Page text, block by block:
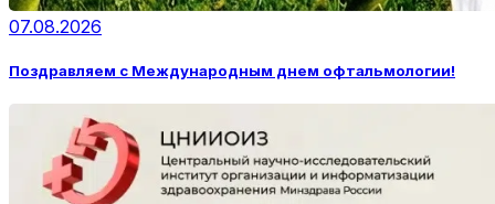
07.08.2026
Поздравляем с Международным днем офтальмологии!